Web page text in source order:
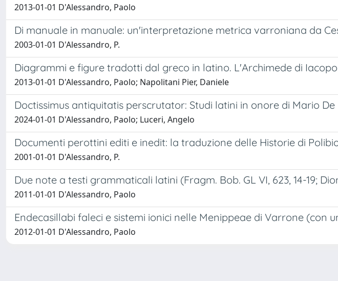
2013-01-01 D'Alessandro, Paolo
Di manuale in manuale: un'interpretazione metrica varroniana da
2003-01-01 D'Alessandro, P.
Diagrammi e figure tradotti dal greco in latino. L'Archimede di Iacopo
2013-01-01 D'Alessandro, Paolo; Napolitani Pier, Daniele
Doctissimus antiquitatis perscrutator: Studi latini in onore di Mario
2024-01-01 D'Alessandro, Paolo; Luceri, Angelo
Documenti perottini editi e inedit: la traduzione delle Historie di
2001-01-01 D'Alessandro, P.
Due note a testi grammaticali latini (Fragm. Bob. GL VI, 623, 14-19;
2011-01-01 D'Alessandro, Paolo
Endecasillabi faleci e sistemi ionici nelle Menippeae di Varrone (con
2012-01-01 D'Alessandro, Paolo